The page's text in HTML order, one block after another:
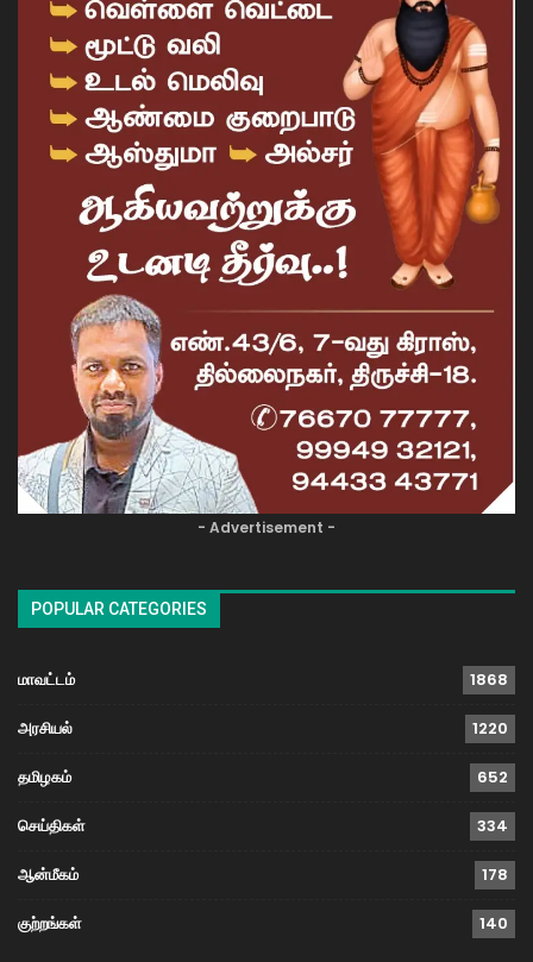
- Advertisement -
POPULAR CATEGORIES
மாவட்டம் 1868
அரசியல் 1220
தமிழகம் 652
செய்திகள் 334
ஆன்மீகம் 178
குற்றங்கள் 140